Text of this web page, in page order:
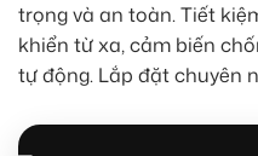
trọng và an toàn. Tiết
khiển từ xa, cảm biến
tự động. Lắp đặt chuyên